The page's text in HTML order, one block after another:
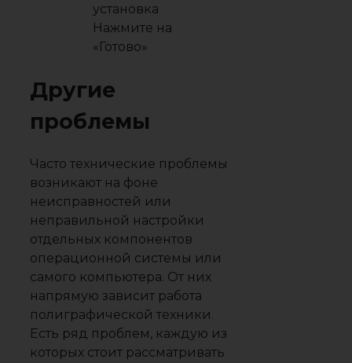
Нажмите на
«Готово»
Другие
проблемы
Часто технические проблемы
возникают на фоне
неисправностей или
неправильной настройки
отдельных компонентов
операционной системы или
самого компьютера. От них
напрямую зависит работа
полиграфической техники.
Есть ряд проблем, каждую из
которых стоит рассматривать